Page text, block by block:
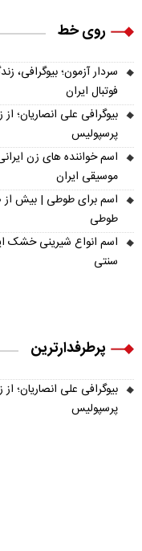
روی خط
سردار آزمون؛
فوتبال ایران
بیوگرافی علی انصاریان؛
پرسپولیس
اسم خواننده های زن
موسیقی ایران
طوطی
اسم انواع شیرینی خشک
سنتی
پرطرفدارترین
بیوگرافی علی انصاریان؛
پرسپولیس